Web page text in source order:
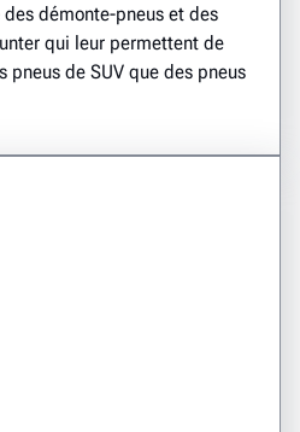
démonte-pneus et des
qui leur permettent de
pneus de SUV que des pneus